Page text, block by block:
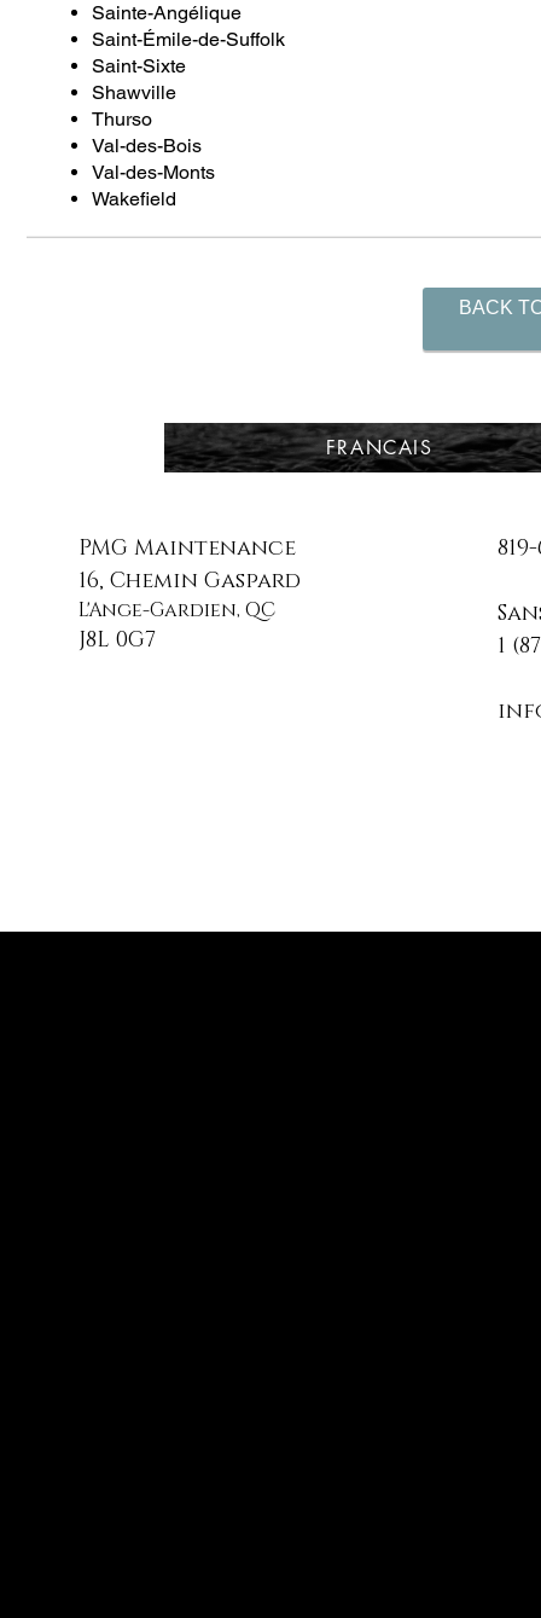
Sainte-Angélique
Saint-Émile-de-Suffolk
Saint-Sixte
Shawville
Thurso
Val-des-Bois
Val-des-Monts
Wakefield
BACK
FRANCAIS
PMG Maintenance
16, Chemin Gaspard
L'Ange-Gardien, QC
J8L 0G7
1